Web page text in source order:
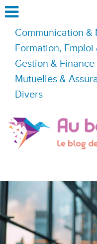
Communication &
Formation, Emploi
Gestion & Finance
Mutuelles &
Divers